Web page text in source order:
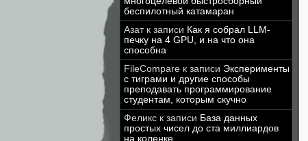
беспилотный катамаран
Азатк записи Как я собрал LLM-
печку на 4 GPU, и на что она
способна
FileCompare к записи Эксперименты
с тиграми и другие способы
преподавать программирование
студентам, которым скучно
Феликс к записи База данных
простых чисел до ста миллиардов
на коленке